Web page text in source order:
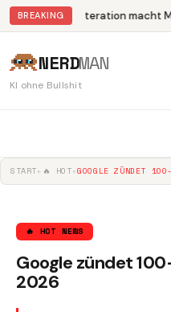
BREAKING Abliteration macht
NERDMAN
KI ohne Bullshit
START▸ 🔥 HOT▸GOOGLE ZÜNDET
🔥 HOT NEWS
Google zündet
2026